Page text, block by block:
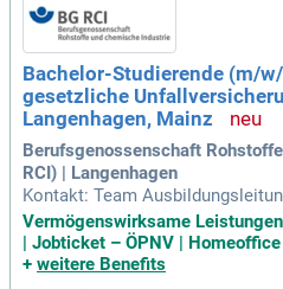
n Aufgaben gehört die
derung von Sachschäden.
heit in unseren DB-Gebäuden
ussetzung ist ein anerkannter
tschkenntnisse (mindestens B2).
Bachelor-Studierende (m/
gesetzliche
Langenhagen, Mainz
Berufsgenossenschaft
RCI) | Langenhagen
Kontakt: Team
Telefon: 06221 5108-46622.
221 5108-46621. Weitere Infos
portal/studium.
Vermögenswirksame
| Jobticket – ÖPNV |
+ weitere Benefits